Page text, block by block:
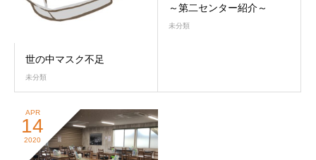
世の中マスク不足
未分類
～第二センター紹介～
未分類
APR
14
2020